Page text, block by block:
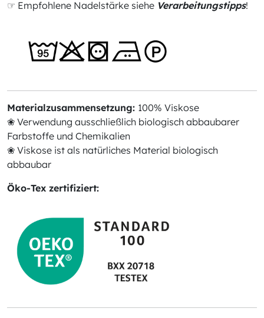
☞ Empfohlene Nadelstärke siehe Verarbeitungstipps!
Materialzusammensetzung: 100% Viskose
❀ Verwendung ausschließlich biologisch abbaubarer
Farbstoffe und Chemikalien
❀ Viskose ist als natürliches Material biologisch
abbaubar
Öko-Tex zertifiziert: